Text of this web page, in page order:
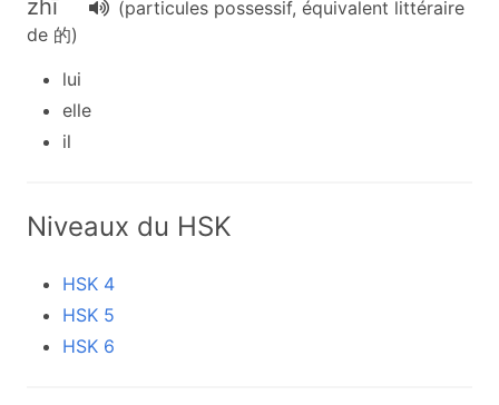
zhī
(particules possessif, équivalent littéraire
de 的)
lui
elle
il
Niveaux du HSK
HSK 4
HSK 5
HSK 6